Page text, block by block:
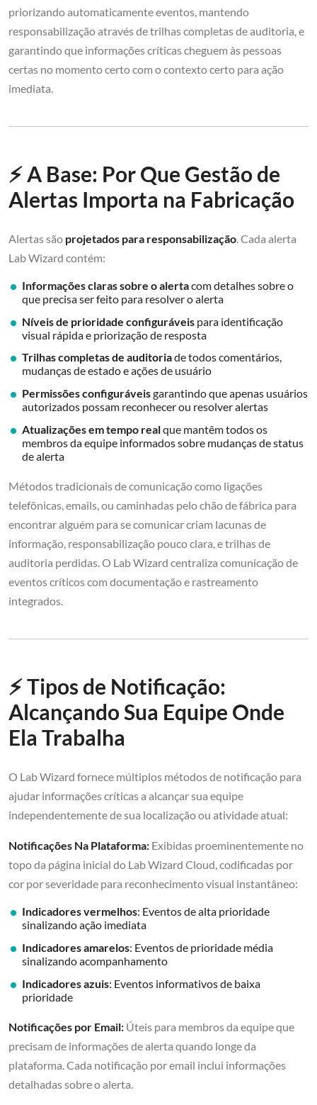
priorizando automaticamente eventos, mantendo
responsabilização através de trilhas completas de auditoria, e
garantindo que informações críticas cheguem às pessoas
certas no momento certo com o contexto certo para ação
imediata.
⚡ A Base: Por Que Gestão de
Alertas Importa na Fabricação
Alertas são projetados para responsabilização . Cada alerta
Lab Wizard contém:
Informações claras sobre o alertacom detalhes sobre o
que precisa ser feito para resolver o alerta
Níveis de prioridade configuráveis para identificação
visual rápida e priorização de resposta
Trilhas completas de auditoriade todos comentários,
mudanças de estado e ações de usuário
Permissões configuráveisgarantindo que apenas usuários
autorizados possam reconhecer ou resolver alertas
Atualizações em tempo realque mantêm todos os
membros da equipe informados sobre mudanças de status
de alerta
Métodos tradicionais de comunicação como ligações
telefônicas, emails, ou caminhadas pelo chão de fábrica para
encontrar alguém para se comunicar criam lacunas de
informação, responsabilização pouco clara, e trilhas de
auditoria perdidas. O Lab Wizard centraliza comunicação de
eventos críticos com documentação e rastreamento
integrados.
⚡ Tipos de Notificação:
Alcançando Sua Equipe Onde
Ela Trabalha
O Lab Wizard fornece múltiplos métodos de notificação para
ajudar informações críticas a alcançar sua equipe
independentemente de sua localização ou atividade atual:
Notificações Na Plataforma: Exibidas proeminentemente no
topo da página inicial do Lab Wizard Cloud, codificadas por
cor por severidade para reconhecimento visual instantâneo:
Indicadores vermelhos: Eventos de alta prioridade
sinalizando ação imediata
Indicadores amarelos: Eventos de prioridade média
sinalizando acompanhamento
Indicadores azuis: Eventos informativos de baixa
prioridade
Notificações por Email: Úteis para membros da equipe que
precisam de informações de alerta quando longe da
plataforma. Cada notificação por email inclui informações
detalhadas sobre o alerta.